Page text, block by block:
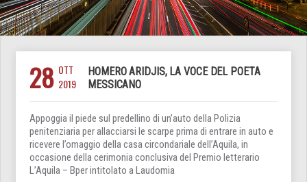
28 OTT
2019
HOMERO ARIDJIS, LA VOCE DEL POETA
MESSICANO
Appoggia il piede sul predellino di un’auto della Polizia
penitenziaria per allacciarsi le scarpe prima di entrare in auto e
ricevere l’omaggio della casa circondariale dell’Aquila, in
occasione della cerimonia conclusiva del Premio letterario
L’Aquila – Bper intitolato a Laudomia